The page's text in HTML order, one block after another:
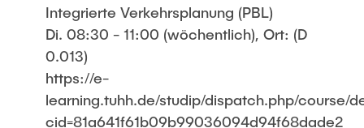
Integrierte Verkehrsplanung (PBL)
Di. 08:30 - 11:00 (wöchentlich), Ort: (D
0.013)
https://e-
learning.tuhh.de/studip/dispatch.php/course/
cid=81a641f61b09b99036094d94f68dade2